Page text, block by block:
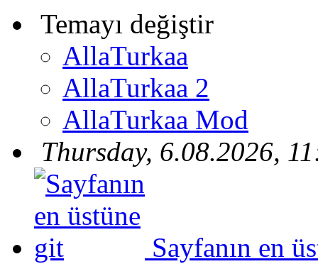
Temayı değiştir
AllaTurkaa
AllaTurkaa 2
AllaTurkaa Mod
Thursday, 6.08.2026,
Sayfanın en